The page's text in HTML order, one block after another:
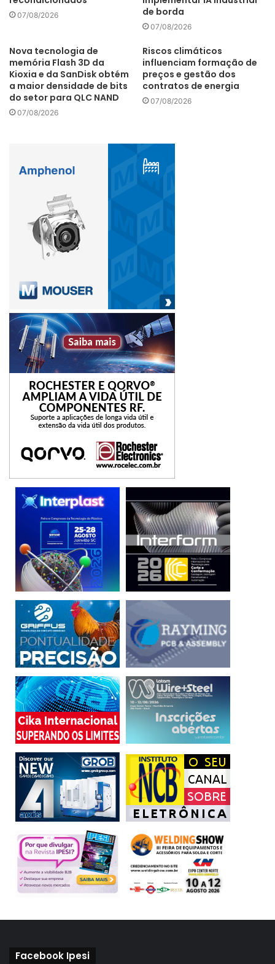
07/08/2026
de borda
07/08/2026
Nova tecnologia de
memória Flash 3D da
Kioxia e da SanDisk obtém
a maior densidade de bits
do setor para QLC NAND
07/08/2026
Riscos climáticos
influenciam formação de
preços e gestão dos
contratos de energia
07/08/2026
Facebook Ipesi